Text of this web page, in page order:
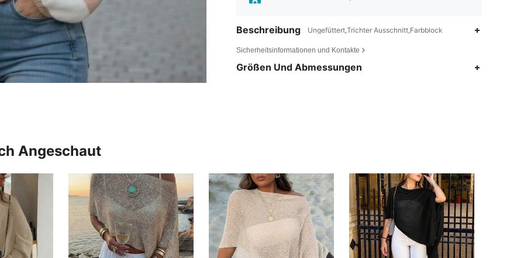
Beschreibung Ungefüttert,Trichter Ausschnitt,Farbblock
Sicherheitsinformationen und Kontakte
Größen Und Abmessungen
Angeschaut